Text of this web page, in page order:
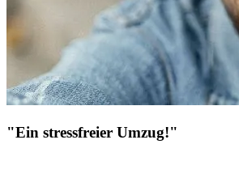
"Ein stressfreier Umzug!"